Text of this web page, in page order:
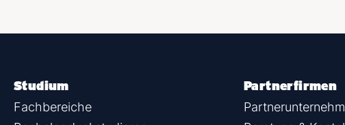
Studium
Fachbereiche
Partnerfirmen